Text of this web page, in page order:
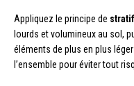
Appliquez le principe de
lourds et volumineux au sol,
éléments de plus en plus
l’ensemble pour éviter tout